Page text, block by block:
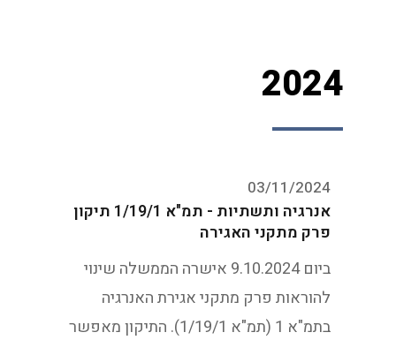
2024
03/11/2024
אנרגיה ותשתיות - תמ"א 1/19/1 תיקון
פרק מתקני האגירה
ביום 9.10.2024 אישרה הממשלה שינוי
להוראות פרק מתקני אגירת האנרגיה
בתמ"א 1 (תמ"א 1/19/1). התיקון מאפשר